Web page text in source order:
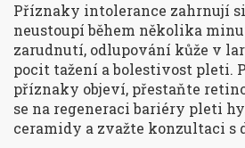
Příznaky intolerance zahrnují
neustoupí během několika
zarudnutí, odlupování kůže v
pocit tažení a bolestivost pleti.
příznaky objeví, přestaňte
se na regeneraci bariéry pleti
ceramidy a zvažte konzultaci s